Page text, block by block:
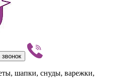
шапки, снуды, варежки,